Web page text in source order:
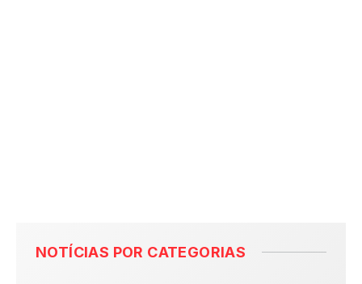
NOTÍCIAS POR CATEGORIAS